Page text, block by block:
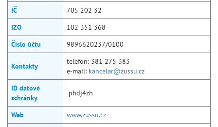
IČ
705 202 32
IZO
102 351 368
Číslo účtu
9896620237/0100
Kontakty
telefon: 381 275 383
e-mail: kancelar@zussu.cz
ID datové
schránky
phdj4zh
Web
www.zussu.cz